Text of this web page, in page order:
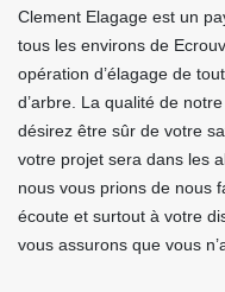
Clement Elagage est un
tous les environs de
opération d’élagage de
d’arbre. La qualité de
désirez être sûr de votre
votre projet sera dans les
nous vous prions de nous
écoute et surtout à votre
vous assurons que vous